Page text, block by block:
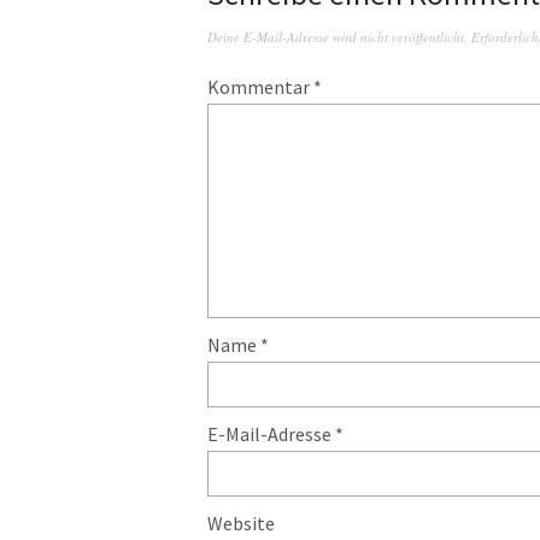
Deine E-Mail-Adresse wird nicht veröffentlicht.
Kommentar *
Name *
E-Mail-Adresse *
Website